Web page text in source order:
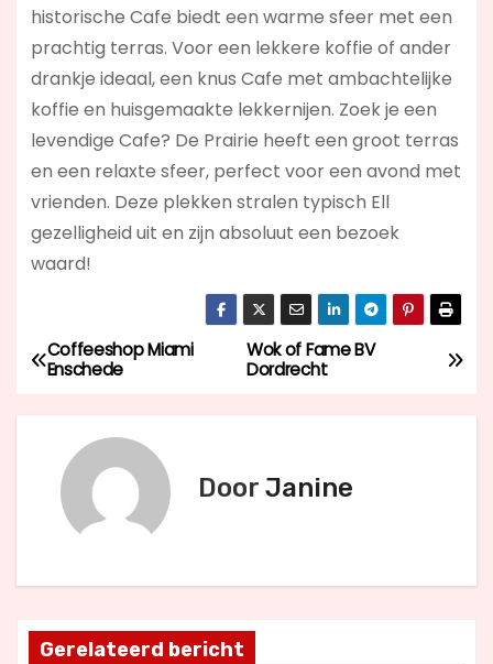
historische Cafe biedt een warme sfeer met een
prachtig terras. Voor een lekkere koffie of ander
drankje ideaal, een knus Cafe met ambachtelijke
koffie en huisgemaakte lekkernijen. Zoek je een
levendige Cafe? De Prairie heeft een groot terras
en een relaxte sfeer, perfect voor een avond met
vrienden. Deze plekken stralen typisch Ell
gezelligheid uit en zijn absoluut een bezoek
waard!
B
e
h
t
Wok of Fame BV
Dordrecht
Coffeeshop Miami
Enschede
Door Janine
Gerelateerd bericht